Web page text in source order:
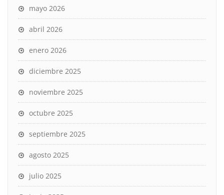
mayo 2026
abril 2026
enero 2026
diciembre 2025
noviembre 2025
octubre 2025
septiembre 2025
agosto 2025
julio 2025